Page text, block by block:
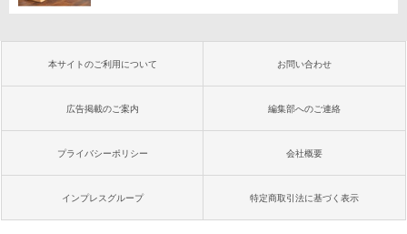
本サイトのご利用について お問い合わせ
広告掲載のご案内 編集部へのご連絡
プライバシーポリシー 会社概要
インプレスグループ 特定商取引法に基づく表示